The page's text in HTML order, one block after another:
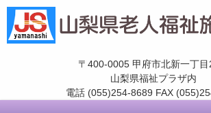
〒400-0005 甲府市北新一丁目
山梨県福祉プラザ内
電話 (055)254-8689 FAX